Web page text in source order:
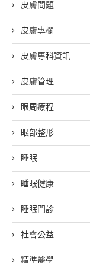
皮膚問題
皮膚專欄
皮膚專科資訊
皮膚管理
眼周療程
眼部整形
睡眠
睡眠健康
睡眠門診
社會公益
精準醫學